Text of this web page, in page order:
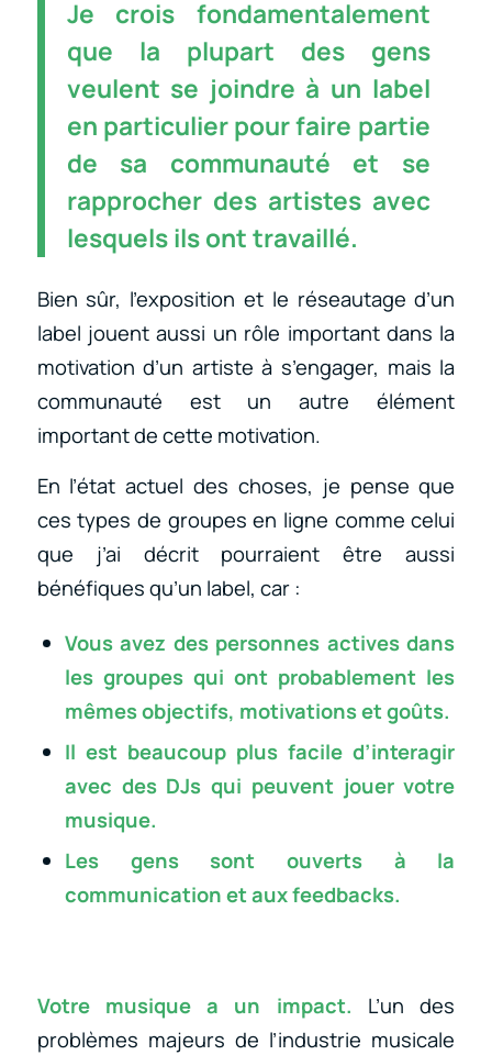
Je crois fondamentalement
que la plupart des gens
veulent se joindre à un label
en particulier pour faire partie
de sa communauté et se
rapprocher des artistes avec
lesquels ils ont travaillé.
Bien sûr, l’exposition et le réseautage d’un
label jouent aussi un rôle important dans la
motivation d’un artiste à s’engager, mais la
communauté est un autre élément
important de cette motivation.
En l’état actuel des choses, je pense que
ces types de groupes en ligne comme celui
que j’ai décrit pourraient être aussi
bénéfiques qu’un label, car :
Vous avez des personnes actives dans
les groupes qui ont probablement les
mêmes objectifs, motivations et goûts.
Il est beaucoup plus facile d’interagir
avec des DJs qui peuvent jouer votre
musique.
Les gens sont ouverts à la
communication et aux feedbacks.
Votre musique a un impact. L’un des
problèmes majeurs de l’industrie musicale